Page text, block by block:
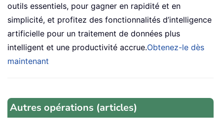
outils essentiels, pour gagner en rapidité et en
simplicité, et profitez des fonctionnalités d’intelligence
artificielle pour un traitement de données plus
intelligent et une productivité accrue.Obtenez-le dès
maintenant
Autres opérations (articles)